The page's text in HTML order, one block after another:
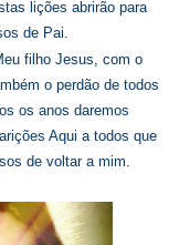
lições abrirão para
de Pai.
filho Jesus, com o
o perdão de todos
os anos daremos
Aqui a todos que
de voltar a mim.